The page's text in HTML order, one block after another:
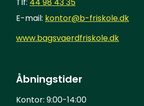
E-mail: kontor@b-friskole.dk
www.bagsvaerdfriskole.dk
Åbningstider
Kontor: 9:00-14:00